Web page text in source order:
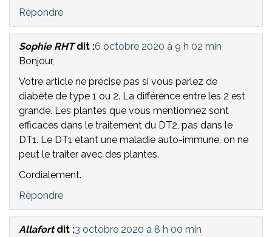
Répondre
Sophie RHT dit :6 octobre 2020 à 9 h 02 min
Bonjour,
Votre article ne précise pas si vous parlez de
diabète de type 1 ou 2. La différence entre les 2 est
grande. Les plantes que vous mentionnez sont
efficaces dans le traitement du DT2, pas dans le
DT1. Le DT1 étant une maladie auto-immune, on ne
peut le traiter avec des plantes.
Cordialement.
Répondre
Allafort dit :3 octobre 2020 à 8 h 00 min